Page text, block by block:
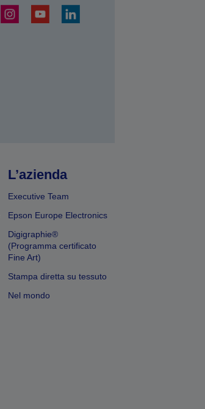
L’azienda
Executive Team
Epson Europe Electronics
Digigraphie®
(Programma certificato
Fine Art)
Stampa diretta su tessuto
Nel mondo